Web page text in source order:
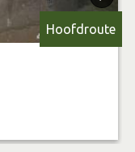
Hoofdroute